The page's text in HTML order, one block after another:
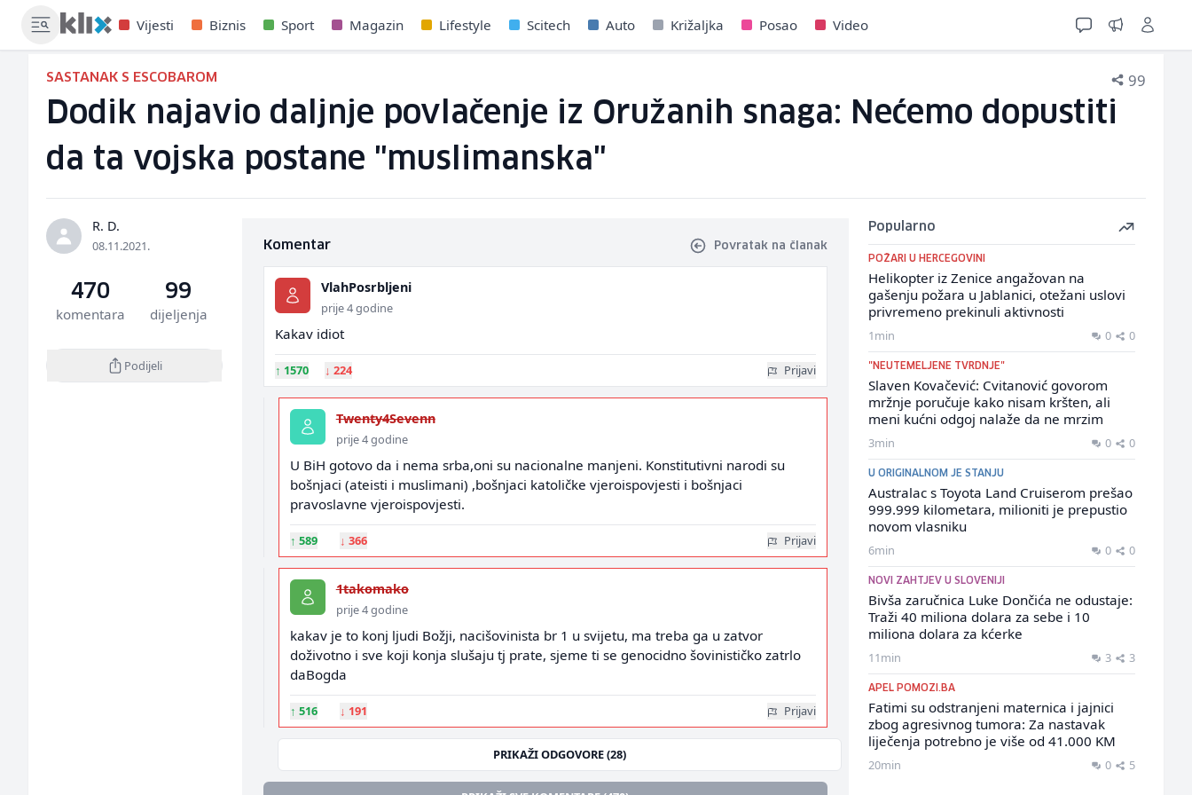
Vijesti Biznis Sport Magazin Lifestyle Scitech Auto Križaljka Posao Video
SASTANAK S ESCOBAROM 99
Dodik najavio daljnje povlačenje iz Oružanih snaga: Nećemo dopustiti
da ta vojska postane "muslimanska"
R. D.
08.11.2021.
470
komentara
99
dijeljenja
Podijeli
Komentar Povratak na članak
VlahPosrbljeni
prije 4 godine
Kakav idiot
↑ 1570 ↓ 224 Prijavi
Twenty4Sevenn
prije 4 godine
U BiH gotovo da i nema srba,oni su nacionalne manjeni. Konstitutivni narodi su
bošnjaci (ateisti i muslimani) ,bošnjaci katoličke vjeroispovjesti i bošnjaci
pravoslavne vjeroispovjesti.
↑ 589 ↓ 366 Prijavi
1takomako
prije 4 godine
kakav je to konj ljudi Božji, nacišovinista br 1 u svijetu, ma treba ga u zatvor
doživotno i sve koji konja slušaju tj prate, sjeme ti se genocidno šovinističko zatrlo
daBogda
↑ 516 ↓ 191 Prijavi
PRIKAŽI ODGOVORE (28)
Popularno
POŽARI U HERCEGOVINI
Helikopter iz Zenice angažovan na
gašenju požara u Jablanici, otežani uslovi
privremeno prekinuli aktivnosti
1min 0 0
"NEUTEMELJENE TVRDNJE"
Slaven Kovačević: Cvitanović govorom
mržnje poručuje kako nisam kršten, ali
meni kućni odgoj nalaže da ne mrzim
3min 0 0
U ORIGINALNOM JE STANJU
Australac s Toyota Land Cruiserom prešao
999.999 kilometara, milioniti je prepustio
novom vlasniku
6min 0 0
NOVI ZAHTJEV U SLOVENIJI
Bivša zaručnica Luke Dončića ne odustaje:
Traži 40 miliona dolara za sebe i 10
miliona dolara za kćerke
11min 3 3
APEL POMOZI.BA
Fatimi su odstranjeni maternica i jajnici
zbog agresivnog tumora: Za nastavak
liječenja potrebno je više od 41.000 KM
20min 0 5